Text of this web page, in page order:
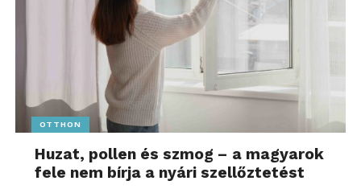
OTTHON
Huzat, pollen és szmog – a magyarok
fele nem bírja a nyári szellőztetést